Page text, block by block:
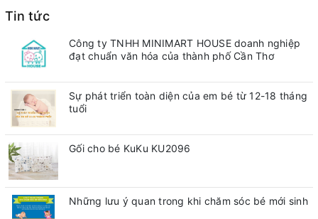
Tin tức
Công ty TNHH MINIMART HOUSE doanh nghiệp
đạt chuẩn văn hóa của thành phố Cần Thơ
Sự phát triển toàn diện của em bé từ 12-18 tháng
tuổi
Gối cho bé KuKu KU2096
Những lưu ý quan trong khi chăm sóc bé mới sinh